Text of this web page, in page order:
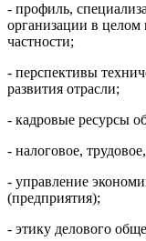
- профиль,
организации в целом
частности;
- перспективы
развития отрасли;
- кадровые ресурсы
- налоговое,
- управление
(предприятия);
- этику делового